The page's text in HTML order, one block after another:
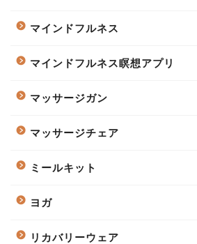
マインドフルネス
マインドフルネス瞑想アプリ
マッサージガン
マッサージチェア
ミールキット
ヨガ
リカバリーウェア